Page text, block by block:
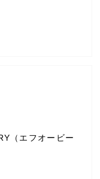
（エフオービー